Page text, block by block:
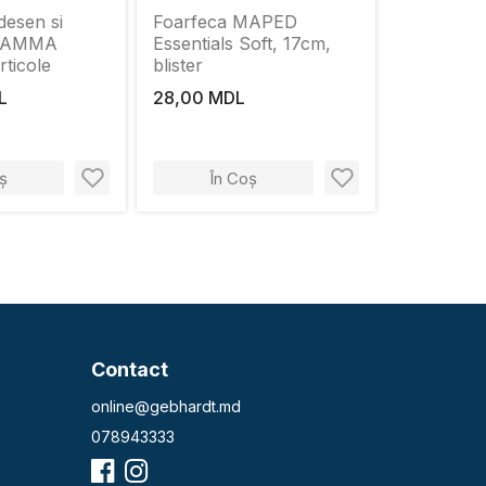
si
Foarfeca MAPED
Essentials Soft, 17cm,
blister
28,00 MDL
În Coș
Contact
online@gebhardt.md
078943333